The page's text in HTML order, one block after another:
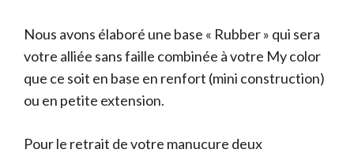
Nous avons élaboré une base « Rubber » qui sera
votre alliée sans faille combinée à votre My color
que ce soit en base en renfort (mini construction)
ou en petite extension.
Pour le retrait de votre manucure deux